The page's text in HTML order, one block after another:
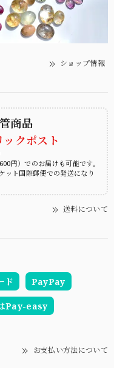
ショップ情報
商品
クポスト
円）でのお届けも可能です。
ット国際郵便での発送になり
送料について
ド PayPay
Pay-easy
お支払い方法について